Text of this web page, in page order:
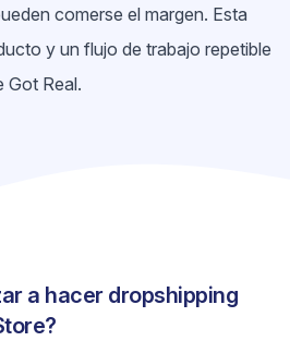
comerse el margen. Esta
y un flujo de trabajo repetible
Got Real.
a hacer dropshipping